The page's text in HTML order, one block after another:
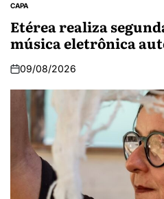
CAPA
Etérea realiza
música eletrônica
09/08/2026